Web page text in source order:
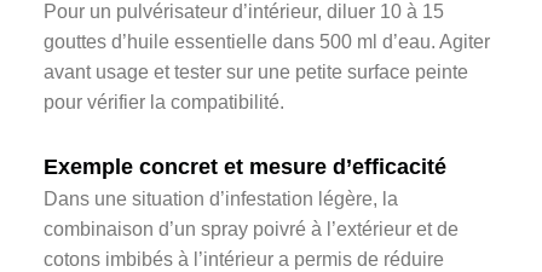
Pour un pulvérisateur d’intérieur, diluer 10 à 15
gouttes d’huile essentielle dans 500 ml d’eau. Agiter
avant usage et tester sur une petite surface peinte
pour vérifier la compatibilité.
Exemple concret et mesure d’efficacité
Dans une situation d’infestation légère, la
combinaison d’un spray poivré à l’extérieur et de
cotons imbibés à l’intérieur a permis de réduire